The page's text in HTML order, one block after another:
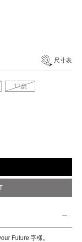
尺寸表
12歲
Future 字樣。